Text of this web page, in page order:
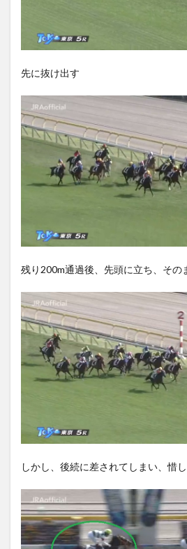
先に抜け出す
残り200m通過後、先頭に立ち、その
しかし、後続に差されてしまい、惜